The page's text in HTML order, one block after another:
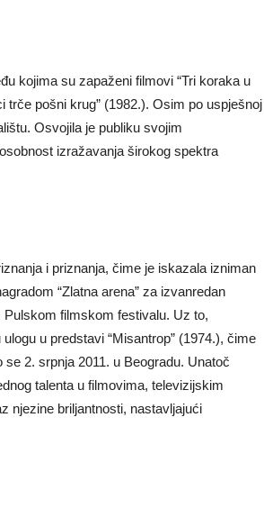
kojima su zapaženi filmovi “Tri koraka u
trče pošni krug” (1982.). Osim po uspješnoj
Osvojila je publiku svojim
izražavanja širokog spektra
i priznanja, čime je iskazala izniman
“Zlatna arena” za izvanredan
Pulskom filmskom festivalu. Uz to,
u predstavi “Misantrop” (1974.), čime
2. srpnja 2011. u Beogradu. Unatoč
talenta u filmovima, televizijskim
njezine briljantnosti, nastavljajući